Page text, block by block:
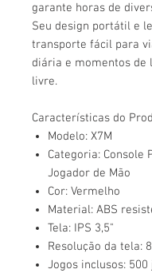
garante horas de
Seu design portátil e
transporte fácil para
diária e momentos de
livre.
Características do
Modelo: X7M
Categoria: Console
Jogador de Mão
Cor: Vermelho
Material: ABS
Tela: IPS 3,5"
Resolução da tela:
Jogos inclusos: 500